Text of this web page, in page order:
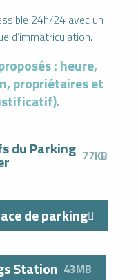
24h/24 avec un
d’immatriculation.
: heure,
propriétaires et
du Parking 77KB
de parking
Station 43MB